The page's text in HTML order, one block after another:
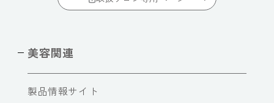
美容関連
製品情報サイト